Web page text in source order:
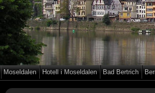
Moseldalen Hotell i Moseldalen Bad Bertrich